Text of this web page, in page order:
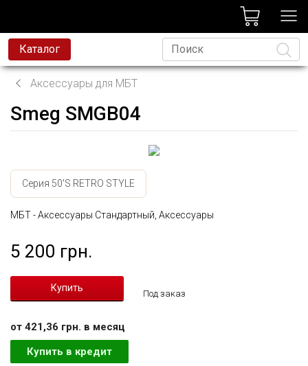
Каталог
Аксессуары для МБТ
Smeg SMGB04
Серия 50'S RETRO STYLE
МБТ - Аксессуары Стандартный, Аксессуары
5 200 грн.
Под заказ
от 421,36 грн. в месяц
Купить в кредит